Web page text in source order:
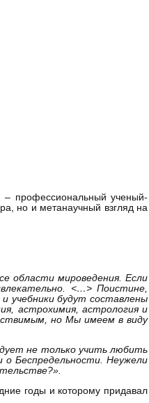
– профессиональный ученый-
но и метанаучный взгляд на
области мироведения. Если
<…> Поистине,
учебники будут составлены
астрохимия, астрология и
но Мы имеем в виду
не только учить любить
Беспредельности. Неужели
?».
годы и которому придавал